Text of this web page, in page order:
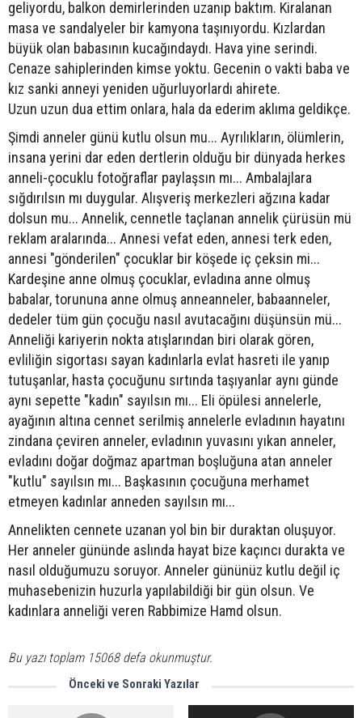
geliyordu, balkon demirlerinden uzanıp baktım. Kiralanan
masa ve sandalyeler bir kamyona taşınıyordu. Kızlardan
büyük olan babasının kucağındaydı. Hava yine serindi.
Cenaze sahiplerinden kimse yoktu. Gecenin o vakti baba ve
kız sanki anneyi yeniden uğurluyorlardı ahirete.
Uzun uzun dua ettim onlara, hala da ederim aklıma geldikçe.
Şimdi anneler günü kutlu olsun mu... Ayrılıkların, ölümlerin,
insana yerini dar eden dertlerin olduğu bir dünyada herkes
anneli-çocuklu fotoğraflar paylaşsın mı... Ambalajlara
sığdırılsın mı duygular. Alışveriş merkezleri ağzına kadar
dolsun mu... Annelik, cennetle taçlanan annelik çürüsün mü
reklam aralarında... Annesi vefat eden, annesi terk eden,
annesi "gönderilen" çocuklar bir köşede iç çeksin mi...
Kardeşine anne olmuş çocuklar, evladına anne olmuş
babalar, torununa anne olmuş anneanneler, babaanneler,
dedeler tüm gün çocuğu nasıl avutacağını düşünsün mü...
Anneliği kariyerin nokta atışlarından biri olarak gören,
evliliğin sigortası sayan kadınlarla evlat hasreti ile yanıp
tutuşanlar, hasta çocuğunu sırtında taşıyanlar aynı günde
aynı sepette "kadın" sayılsın mı... Eli öpülesi annelerle,
ayağının altına cennet serilmiş annelerle evladının hayatını
zindana çeviren anneler, evladının yuvasını yıkan anneler,
evladını doğar doğmaz apartman boşluğuna atan anneler
"kutlu" sayılsın mı... Başkasının çocuğuna merhamet
etmeyen kadınlar anneden sayılsın mı...
Annelikten cennete uzanan yol bin bir duraktan oluşuyor.
Her anneler gününde aslında hayat bize kaçıncı durakta ve
nasıl olduğumuzu soruyor. Anneler gününüz kutlu değil iç
muhasebenizin huzurla yapılabildiği bir gün olsun. Ve
kadınlara anneliği veren Rabbimize Hamd olsun.
Bu yazı toplam 15068 defa okunmuştur.
Önceki ve Sonraki Yazılar